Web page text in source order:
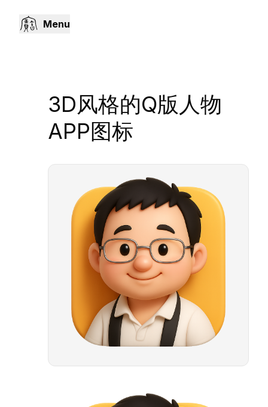
Menu
3D风格的Q版人物
APP图标